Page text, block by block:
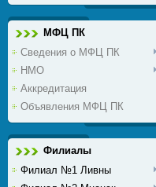
МФЦ ПК
Сведения о МФЦ ПК
НМО
Аккредитация
Объявления МФЦ ПК
Филиалы
Филиал №1 Ливны